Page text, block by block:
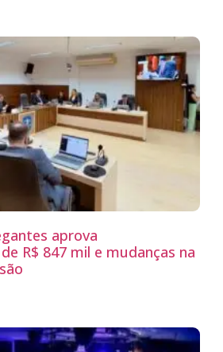
aprova
R$ 847 mil e mudanças na